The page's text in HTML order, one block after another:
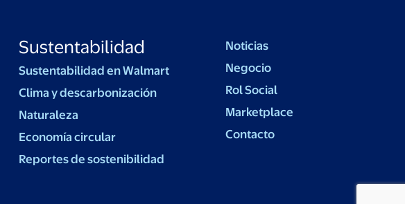
Sustentabilidad
Sustentabilidad en Walmart
Clima y descarbonización
Naturaleza
Economía circular
Reportes de sostenibilidad
Noticias
Negocio
Rol Social
Marketplace
Contacto